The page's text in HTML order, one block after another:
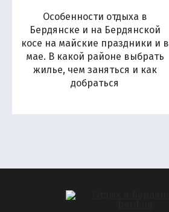
Особенности отдыха в
Бердянске и на Бердянской
косе на майские праздники и в
мае. В какой районе выбрать
жилье, чем заняться и как
добраться